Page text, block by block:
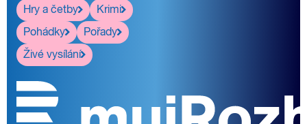
Hry a četby
Krimi
Pohádky
Pořady
Živé vysílání